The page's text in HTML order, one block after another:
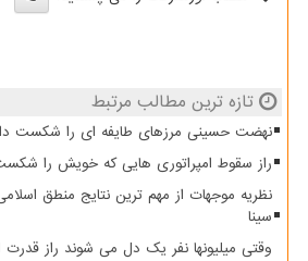
تازه ترین مطالب مرتبط
نهضت حسینی مرزهای طایفه ای را شکست
راز سقوط امپراتوری هایی که خویش را
نظریه موجهات از مهم ترین نتایج منطق
سینا
وقتی میلیونها نفر یک دل می شوند راز قدرت